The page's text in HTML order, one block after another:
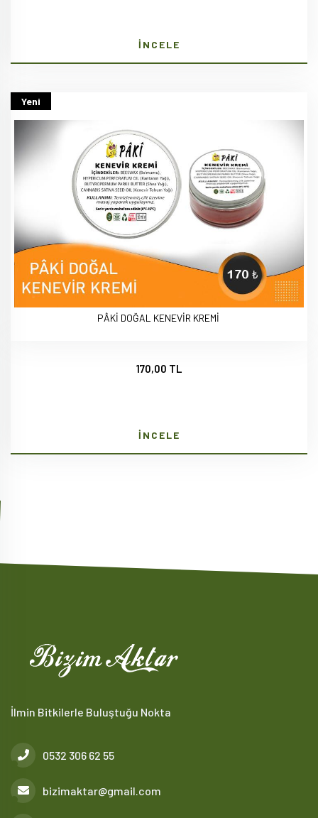
İNCELE
Yeni
PÂKİ DOĞAL KENEVİR KREMİ
170,00 TL
İNCELE
İlmin Bitkilerle Buluştuğu Nokta
0532 306 62 55
bizimaktar@gmail.com